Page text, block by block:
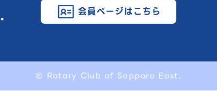
会員ページはこちら
© Rotary Club of Sapporo East.